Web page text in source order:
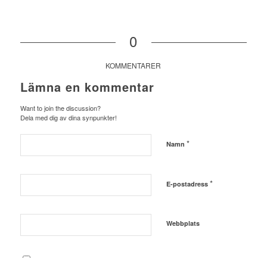
0
KOMMENTARER
Lämna en kommentar
Want to join the discussion?
Dela med dig av dina synpunkter!
Namn *
E-postadress *
Webbplats